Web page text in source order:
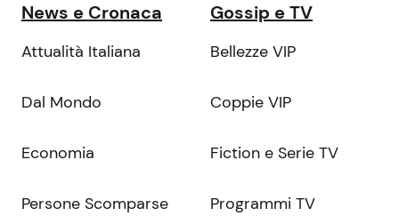
News e Cronaca
Attualità Italiana
Dal Mondo
Economia
Persone Scomparse
Gossip e TV
Bellezze VIP
Coppie VIP
Fiction e Serie TV
Programmi TV